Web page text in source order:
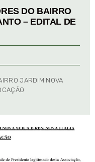
DO BAIRRO
– EDITAL DE
JARDIM NOVA